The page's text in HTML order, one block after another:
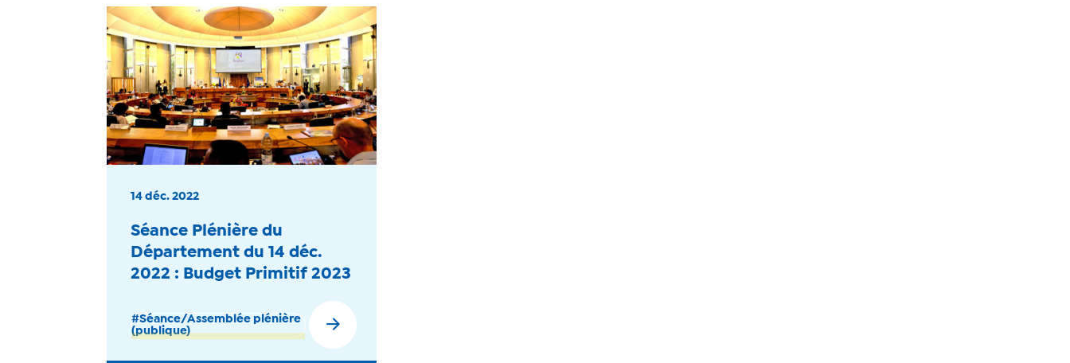
14 déc. 2022
Séance Plénière du
Département du 14 déc.
2022 : Budget Primitif 2023
#Séance/Assemblée plénière
(publique)